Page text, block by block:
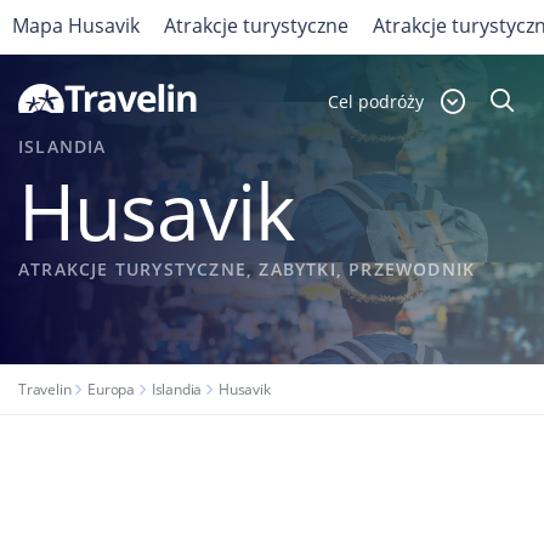
Cel podróży
ISLANDIA
Husavik
ATRAKCJE TURYSTYCZNE, ZABYTKI, PRZEWODNIK
Travelin Europa Islandia Husavik
Mapa Husavik Atrakcje turystyczne Atrakcje